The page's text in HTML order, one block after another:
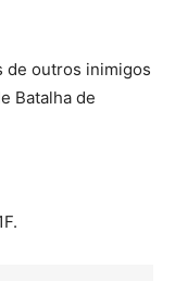
de outros inimigos
Batalha de